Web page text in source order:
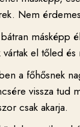
Nem
másképp
vártak el tőled
a főhősnek
vissza tud
csak akarja.